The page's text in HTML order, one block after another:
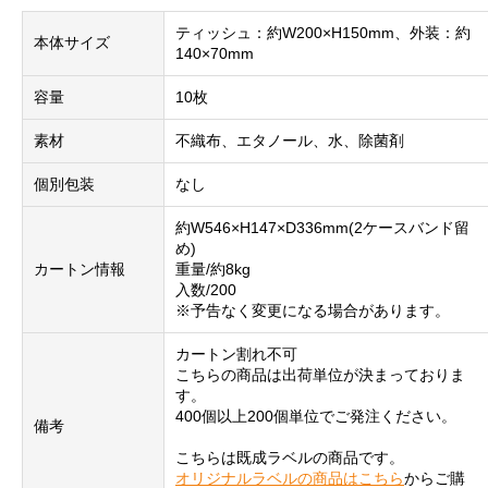
本体サイズ
ティッシュ：約W200×H150mm、外装：約
140×70mm
容量 10枚
素材 不織布、エタノール、水、除菌剤
個別包装 なし
カートン情報
約W546×H147×D336mm(2ケースバンド留
め)
重量/約8kg
入数/200
※予告なく変更になる場合があります。
備考
カートン割れ不可
こちらの商品は出荷単位が決まっておりま
す。
400個以上200個単位でご発注ください。
こちらは既成ラベルの商品です。
オリジナルラベルの商品はこちらからご購